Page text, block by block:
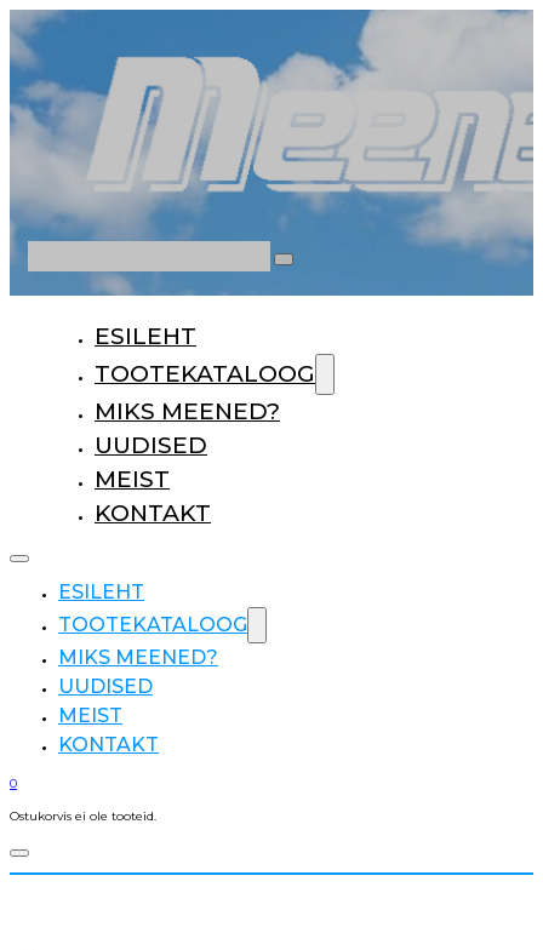
ESILEHT
TOOTEKATALOOG
MIKS MEENED?
UUDISED
MEIST
KONTAKT
ESILEHT
TOOTEKATALOOG
MIKS MEENED?
UUDISED
MEIST
KONTAKT
0
Ostukorvis ei ole tooteid.